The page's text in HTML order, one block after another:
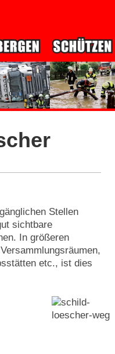
Stellen
sichtbare
In größeren
etc., ist dies